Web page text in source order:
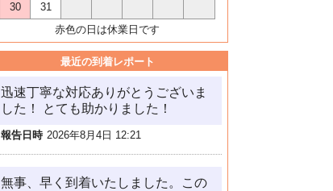
30
31
赤色の日は休業日です
最近の到着レポート
迅速丁寧な対応ありがとうございま
した！ とても助かりました！
報告日時 2026年8月4日 12:21
無事、早く到着いたしました。この